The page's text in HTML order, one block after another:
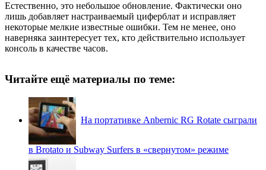
Естественно, это небольшое обновление. Фактически оно
лишь добавляет настраиваемый циферблат и исправляет
некоторые мелкие известные ошибки. Тем не менее, оно
наверняка заинтересует тех, кто действительно использует
консоль в качестве часов.
Читайте ещё материалы по теме:
На портативке Anbernic RG Rotate сыграли
в Brotato и Subway Surfers в «свернутом» режиме